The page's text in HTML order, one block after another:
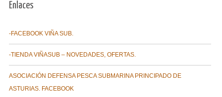
Enlaces
-FACEBOOK VIÑA SUB.
-TIENDA VIÑASUB – NOVEDADES, OFERTAS.
ASOCIACIÓN DEFENSA PESCA SUBMARINA PRINCIPADO DE
ASTURIAS. FACEBOOK